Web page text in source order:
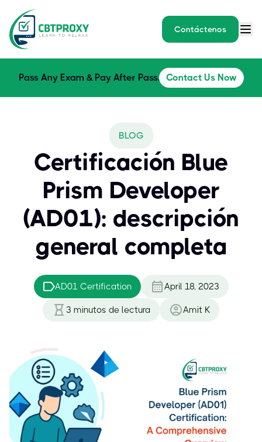
Contáctenos
Pass Any Exam & Pay After Pass. Contact Us Now
BLOG
Certificación Blue
Prism Developer
(AD01): descripción
general completa
AD01 Certification April 18, 2023
3 minutos de lectura Amit K